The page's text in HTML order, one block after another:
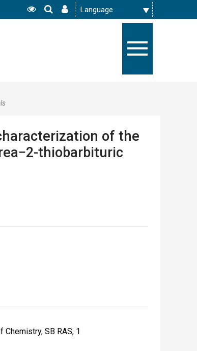
of the
thiobarbituric
SB RAS, 1